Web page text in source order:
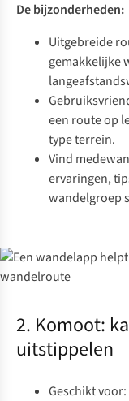
De bijzonderheden:
Uitgebreide
gemakkelijke
een route op
type terrein.
Vind
ervaringen,
wandelgroep
2. Komoot:
uitstippelen
Geschikt